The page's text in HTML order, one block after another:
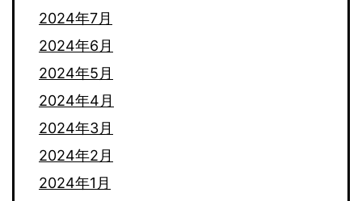
2024年7月
2024年6月
2024年5月
2024年4月
2024年3月
2024年2月
2024年1月